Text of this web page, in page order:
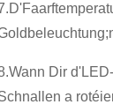
Dir
a